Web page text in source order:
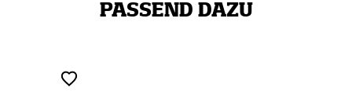
PASSEND DAZU